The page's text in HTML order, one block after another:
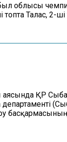
облысы
топта Талас,
ҚР